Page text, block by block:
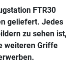
FTR30
geliefert. Jedes
zu sehen ist,
weiteren Griffe